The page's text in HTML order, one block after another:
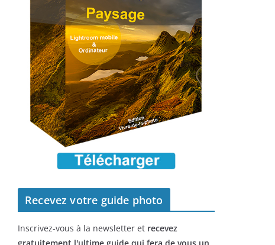
Recevez votre guide photo
Inscrivez-vous à la newsletter et recevez